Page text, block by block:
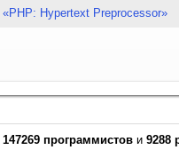
«PHP: Hypertext Preprocessor»
147269 программистов и 9288